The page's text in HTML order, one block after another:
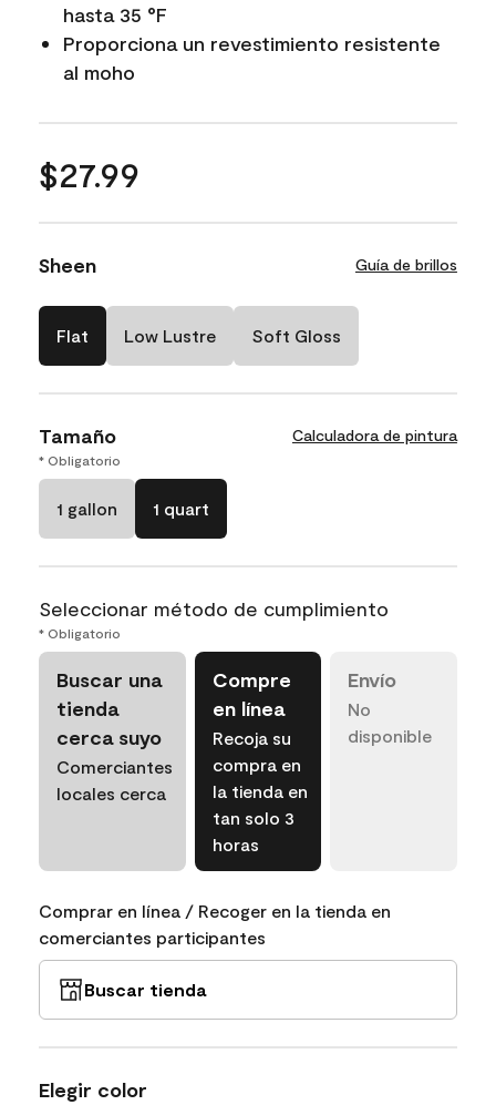
hasta 35 °F
Proporciona un revestimiento resistente
al moho
$27.99
Sheen Guía de brillos
Flat Low Lustre Soft Gloss
Tamaño Calculadora de pintura
* Obligatorio
1 gallon 1 quart
Seleccionar método de cumplimiento
* Obligatorio
Buscar una
tienda
cerca suyo
Comerciantes
locales cerca
Compre
en línea
Recoja su
compra en
la tienda en
tan solo 3
horas
Envío
No
disponible
Comprar en línea / Recoger en la tienda en
comerciantes participantes
Buscar tienda
Elegir color